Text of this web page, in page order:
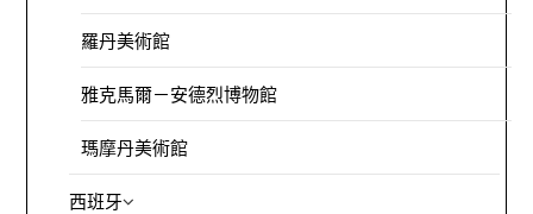
羅丹美術館
雅克馬爾－安德烈博物館
瑪摩丹美術館
西班牙